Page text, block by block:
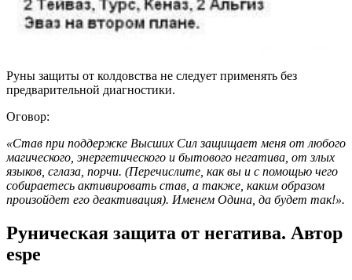
Руны защиты от колдовства не следует применять без
предварительной диагностики.
Оговор:
«Став при поддержке Высших Сил защищает меня от любого
магического, энергетического и бытового негатива, от злых
языков, сглаза, порчи. (Перечислите, как вы и с помощью чего
собираетесь активировать став, а также, каким образом
произойдет его деактивация). Именем Одина, да будет так!».
Руническая защита от негатива. Автор
espe